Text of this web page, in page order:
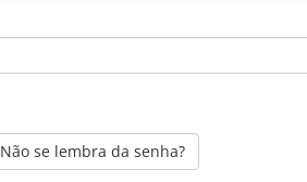
Não se lembra da senha?